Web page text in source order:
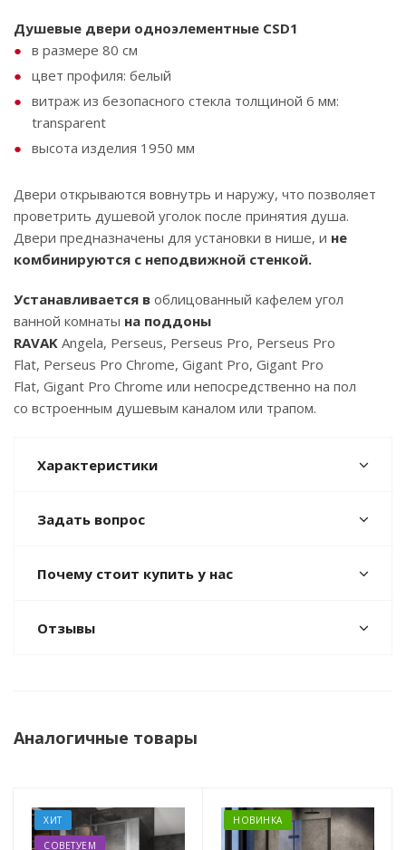
Душевые двери одноэлементные CSD1
в размере 80 см
цвет профиля: белый
витраж из безопасного стекла толщиной 6 мм:
transparent
высота изделия 1950 мм
Двери открываются вовнутрь и наружу, что позволяет
проветрить душевой уголок после принятия душа.
Двери предназначены для установки в нише, и не
комбинируются с неподвижной стенкой.
Устанавливается в облицованный кафелем угол
ванной комнаты на поддоны
RAVAK Angela, Perseus, Perseus Pro, Perseus Pro
Flat, Perseus Pro Chrome, Gigant Pro, Gigant Pro
Flat, Gigant Pro Chrome или непосредственно на пол
со встроенным душевым каналом или трапом.
Характеристики
Задать вопрос
Почему стоит купить у нас
Отзывы
Аналогичные товары
ХИТ
СОВЕТУЕМ
НОВИНКА